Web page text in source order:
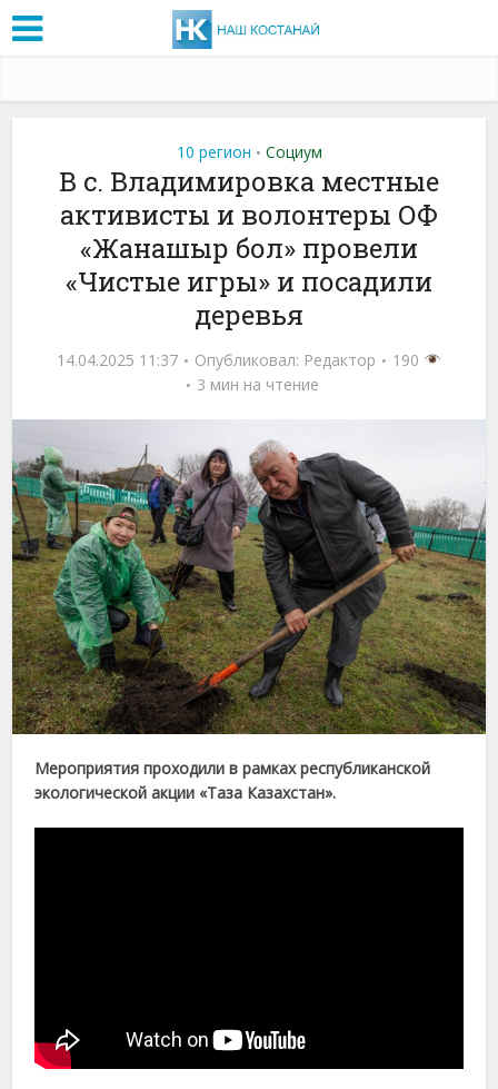
10 регион • Социум
В с. Владимировка местные
активисты и волонтеры ОФ
«Жанашыр бол» провели
«Чистые игры» и посадили
деревья
14.04.2025 11:37 Опубликовал: Редактор
190
3 мин на чтение
Мероприятия проходили в рамках республиканской
экологической акции «Таза Казахстан».